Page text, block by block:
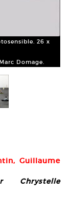
26 x
Domage.
Guillaume
Chrystelle